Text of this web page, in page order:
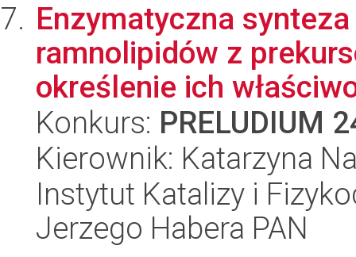
Enzymatyczna
ramnolipidów z
określenie ich
Konkurs: PRELUDIUM
Kierownik: Katarzyna
Instytut Katalizy i
Jerzego Habera PAN